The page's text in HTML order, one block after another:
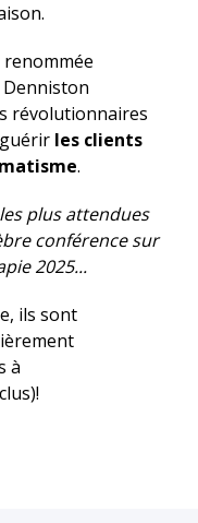
renommée
Denniston
révolutionnaires
les clients
.
plus attendues
conférence sur
2025...
ils sont
à